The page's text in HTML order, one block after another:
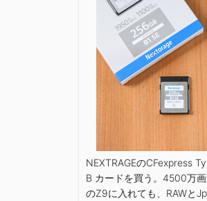
NEXTRAGEのCFexpress
B カードを買う。4500万
のZ9に入れても、RAWと